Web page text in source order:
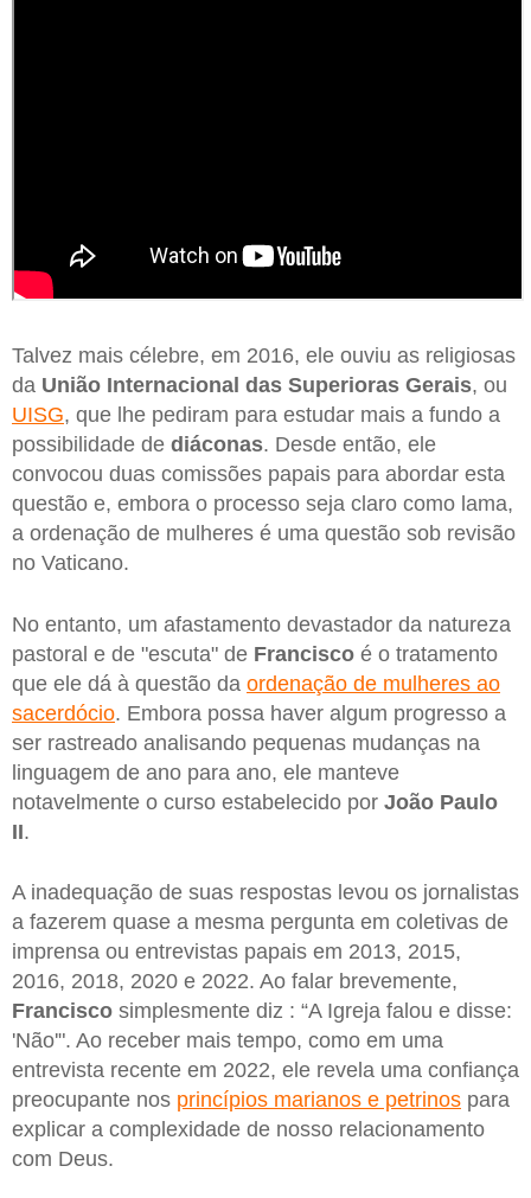
Talvez mais célebre, em 2016, ele ouviu as religiosas
da União Internacional das Superioras Gerais, ou
UISG, que lhe pediram para estudar mais a fundo a
possibilidade de diáconas. Desde então, ele
convocou duas comissões papais para abordar esta
questão e, embora o processo seja claro como lama,
a ordenação de mulheres é uma questão sob revisão
no Vaticano.
No entanto, um afastamento devastador da natureza
pastoral e de "escuta" de Francisco é o tratamento
que ele dá à questão da ordenação de mulheres ao
sacerdócio. Embora possa haver algum progresso a
ser rastreado analisando pequenas mudanças na
linguagem de ano para ano, ele manteve
notavelmente o curso estabelecido por João Paulo
II.
A inadequação de suas respostas levou os jornalistas
a fazerem quase a mesma pergunta em coletivas de
imprensa ou entrevistas papais em 2013, 2015,
2016, 2018, 2020 e 2022. Ao falar brevemente,
Francisco simplesmente diz : “A Igreja falou e disse:
'Não'". Ao receber mais tempo, como em uma
entrevista recente em 2022, ele revela uma confiança
preocupante nos princípios marianos e petrinos para
explicar a complexidade de nosso relacionamento
com Deus.